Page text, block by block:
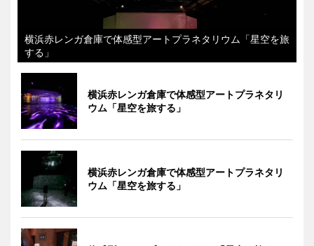
横浜赤レンガ倉庫で体感型アートプラネタリウム「星空を旅
する」
横浜赤レンガ倉庫で体感型アートプラネタリ
ウム「星空を旅する」
横浜赤レンガ倉庫で体感型アートプラネタリ
ウム「星空を旅する」